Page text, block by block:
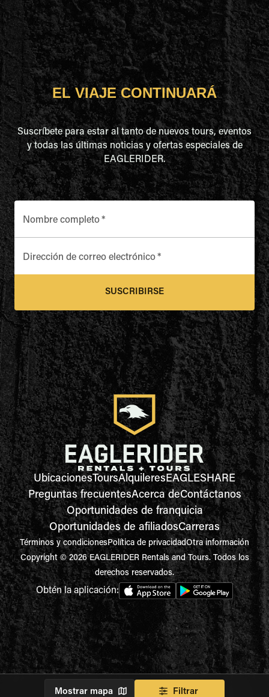
Mostrar mapa Filtrar
EL VIAJE CONTINUARÁ
Suscríbete para estar al tanto de nuevos tours, eventos
y todas las últimas noticias y ofertas especiales de
EAGLERIDER.
Nombre completo*
Dirección de correo electrónico*
SUSCRIBIRSE
UbicacionesToursAlquileresEAGLESHARE
Preguntas frecuentesAcerca deContáctanos
Oportunidades de franquicia
Oportunidades de afiliadosCarreras
Términos y condicionesPolítica de privacidadOtra información
Copyright © 2026 EAGLERIDER Rentals and Tours. Todos los
derechos reservados.
Obtén la aplicación: